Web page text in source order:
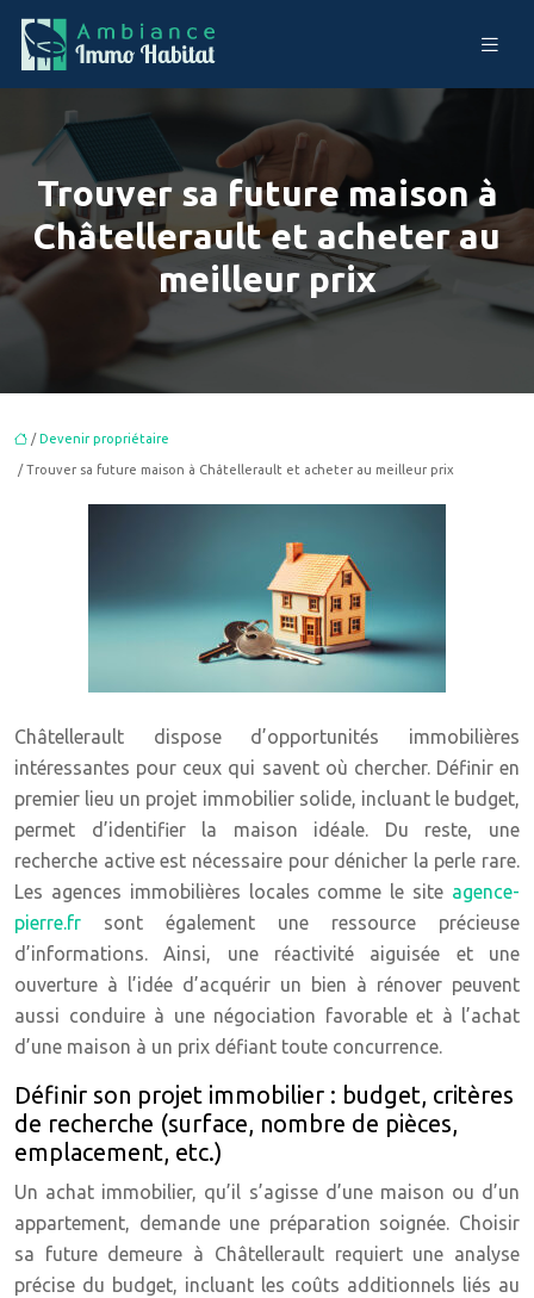
Trouver sa future maison à
Châtellerault et acheter au
meilleur prix
/ Devenir propriétaire
/ Trouver sa future maison à Châtellerault et acheter au meilleur prix
Châtellerault dispose d’opportunités immobilières
intéressantes pour ceux qui savent où chercher. Définir en
premier lieu un projet immobilier solide, incluant le budget,
permet d’identifier la maison idéale. Du reste, une
recherche active est nécessaire pour dénicher la perle rare.
Les agences immobilières locales comme le site agence-
pierre.fr sont également une ressource précieuse
d’informations. Ainsi, une réactivité aiguisée et une
ouverture à l’idée d’acquérir un bien à rénover peuvent
aussi conduire à une négociation favorable et à l’achat
d’une maison à un prix défiant toute concurrence.
Définir son projet immobilier : budget, critères
de recherche (surface, nombre de pièces,
emplacement, etc.)
Un achat immobilier, qu’il s’agisse d’une maison ou d’un
appartement, demande une préparation soignée. Choisir
sa future demeure à Châtellerault requiert une analyse
précise du budget, incluant les coûts additionnels liés au